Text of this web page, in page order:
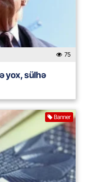
75
yox, sülhə
Banner